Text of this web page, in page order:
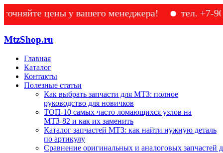
цены у вашего менеджера! тел. +7-905-
MtzShop.ru
Главная
Каталог
Контакты
Полезные статьи
Как выбрать запчасти для МТЗ: полное
руководство для новичков
ТОП-10 самых часто ломающихся узлов на
МТЗ-82 и как их заменить
Каталог запчастей МТЗ: как найти нужную деталь
по артикулу
Сравнение оригинальных и аналоговых